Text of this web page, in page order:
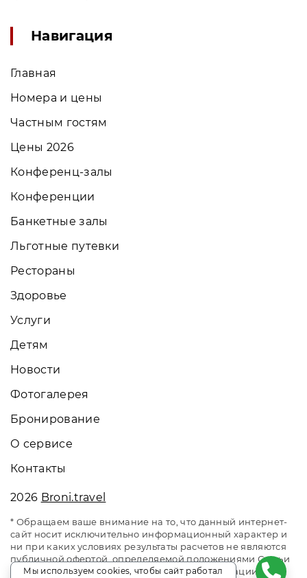
Навигация
Главная
Номера и цены
Частным гостям
Цены 2026
Конференц-залы
Конференции
Банкетные залы
Льготные путевки
Рестораны
Здоровье
Услуги
Детям
Новости
Фотогалерея
Бронирование
О сервисе
Контакты
2026 Broni.travel
* Обращаем ваше внимание на то, что данный интернет-
сайт носит исключительно информационный характер и
ни при каких условиях результаты расчетов не являются
публичной офертой, определяемой положениями Статьи
437 Гражданского кодекса Российской Федерации. За
Мы используем cookies, чтобы сайт работал